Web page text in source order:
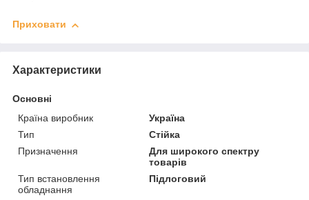
Приховати
Характеристики
Основні
Країна виробник
Україна
Тип
Стійка
Призначення
Для широкого спектру
товарів
Тип встановлення
обладнання
Підлоговий